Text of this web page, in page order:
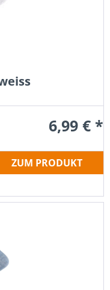
6,99 € *
ZUM PRODUKT